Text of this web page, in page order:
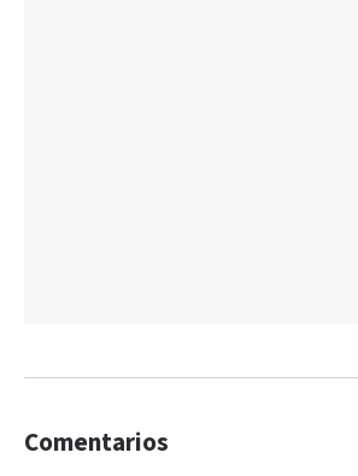
Comentarios